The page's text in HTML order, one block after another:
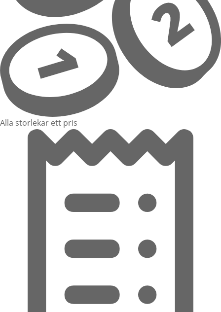
Alla storlekar ett pris